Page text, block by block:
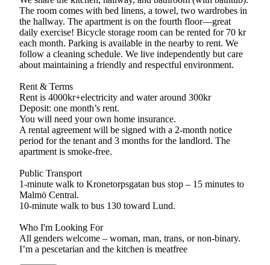
The room comes with bed linens, a towel, two wardrobes in
the hallway. The apartment is on the fourth floor—great
daily exercise! Bicycle storage room can be rented for 70 kr
each month. Parking is available in the nearby to rent. We
follow a cleaning schedule. We live independently but care
about maintaining a friendly and respectful environment.
Rent & Terms
Rent is 4000kr+electricity and water around 300kr
Deposit: one month’s rent.
You will need your own home insurance.
A rental agreement will be signed with a 2-month notice
period for the tenant and 3 months for the landlord. The
apartment is smoke-free.
Public Transport
1-minute walk to Kronetorpsgatan bus stop – 15 minutes to
Malmö Central.
10-minute walk to bus 130 toward Lund.
Who I'm Looking For
All genders welcome – woman, man, trans, or non-binary.
I’m a pescetarian and the kitchen is meatfree